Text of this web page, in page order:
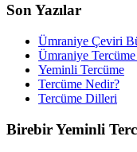
Son Yazılar
Ümraniye Çeviri
Ümraniye
Yeminli Tercüme
Tercüme Nedir?
Tercüme Dilleri
Birebir Yeminli